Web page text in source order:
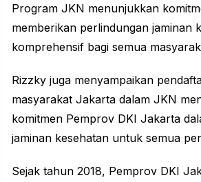
Program JKN menunjukkan
memberikan perlindungan jaminan
komprehensif bagi semua
Rizzky juga menyampaikan
masyarakat Jakarta dalam JKN
komitmen Pemprov DKI Jakarta
jaminan kesehatan untuk semua
Sejak tahun 2018, Pemprov DKI